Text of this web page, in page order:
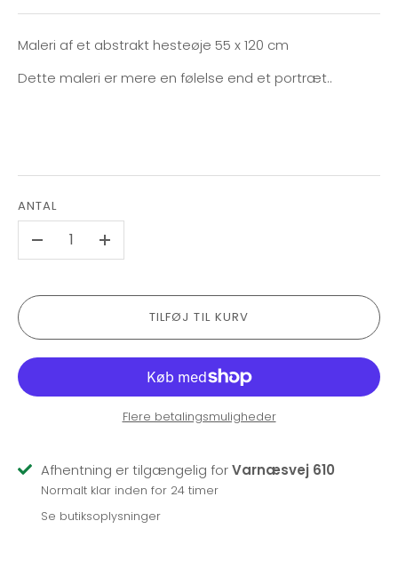
Maleri af et abstrakt hesteøje 55 x 120 cm
Dette maleri er mere en følelse end et portræt..
ANTAL
+
TILFØJ TIL KURV
Flere betalingsmuligheder
Afhentning er tilgængelig forVarnæsvej 610
Normalt klar inden for 24 timer
Se butiksoplysninger